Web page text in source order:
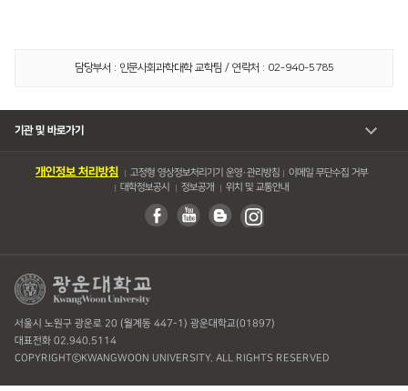
담당부서 : 인문사회과학대학 교학팀 / 연락처 : 02-940-5785
기관 및 바로가기
개인정보 처리방침 고정형 영상정보처리기기 운영・관리방침
이메일 무단수집 거부
대학정보공시
정보공개 위치 및 교통안내
서울시 노원구 광운로 20 (월계동 447-1) 광운대학교(01897)
대표전화 02.940.5114
COPYRIGHTⓒKWANGWOON UNIVERSITY. ALL RIGHTS RESERVED